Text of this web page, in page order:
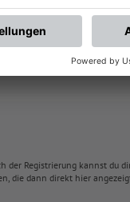
DEN
der Registrierung kannst du
die dann direkt hier